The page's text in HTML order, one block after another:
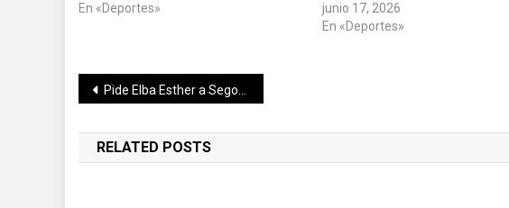
En «Deportes»
junio 17, 2026
En «Deportes»
Navegación
de
entradas
Pide Elba Esther a Segob pronunciarse por legalidad en cambios de estatutos para SNTE
RELATED POSTS